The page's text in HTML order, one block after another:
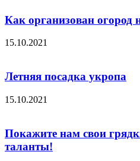
Как организован огород
15.10.2021
Летняя посадка укропа
15.10.2021
Покажите нам свои
таланты!